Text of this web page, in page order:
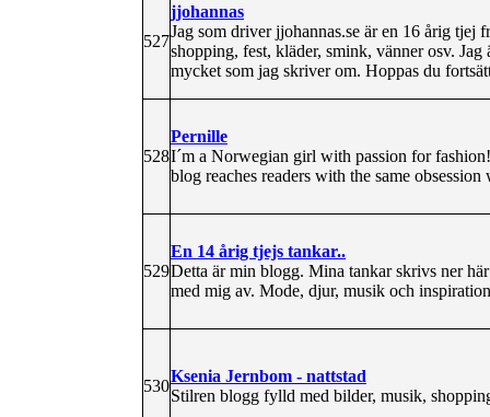
527
jjohannas
Jag som driver jjohannas.se är en 16 årig
shopping, fest, kläder, smink, vänner osv.
mycket som jag skriver om. Hoppas du
528
Pernille
I´m a Norwegian girl with passion for
blog reaches readers with the same
529
En 14 årig tjejs tankar..
Detta är min blogg. Mina tankar skrivs ner
med mig av. Mode, djur, musik och
530
Ksenia Jernbom - nattstad
Stilren blogg fylld med bilder, musik,